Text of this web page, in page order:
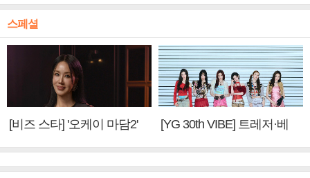
스페셜
[비즈 스타] '오케이 마담2'
[YG 30th VIBE] 트레저·베